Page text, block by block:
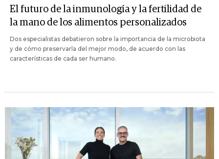
El futuro de la inmunología y la fertilidad de
la mano de los alimentos personalizados
Dos especialistas debatieron sobre la importancia de la microbiota
y de cómo preservarla del mejor modo, de acuerdo con las
características de cada ser humano.